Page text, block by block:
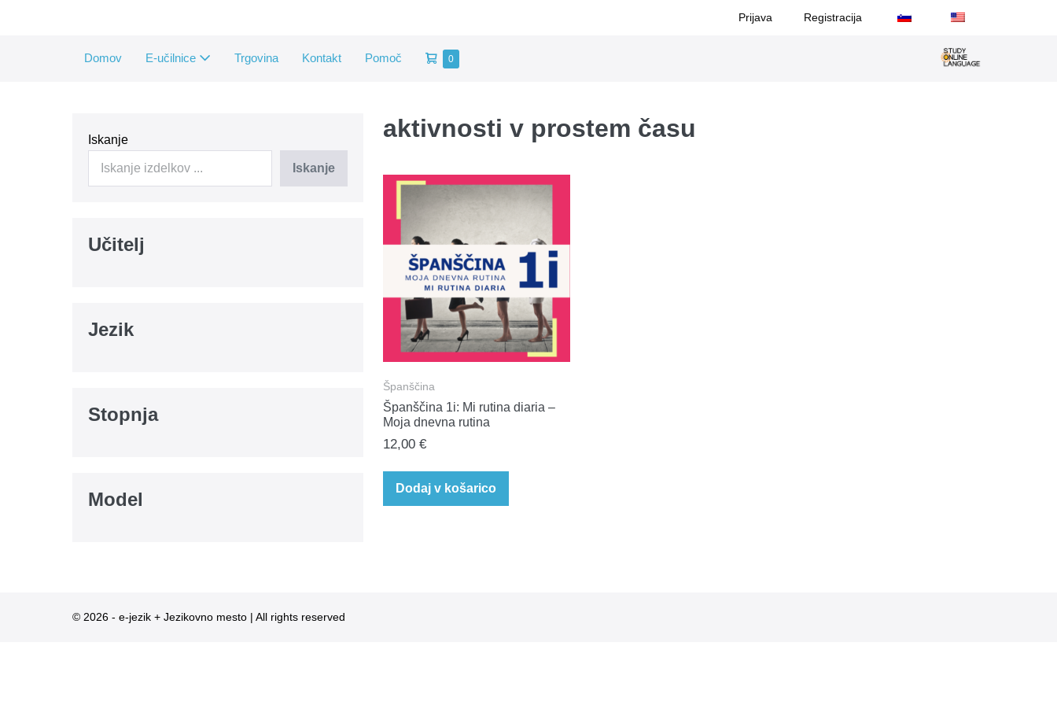
Prijava Registracija
Domov E-učilnice Trgovina Kontakt Pomoč
Shopping
0Items
Iskanje
Iskanje
Učitelj
Jezik
Stopnja
Model
aktivnosti v prostem času
Španščina
Španščina 1i: Mi rutina diaria –
Moja dnevna rutina
12,00 €
Dodaj v košarico
© 2026 - e-jezik + Jezikovno mesto | All rights reserved